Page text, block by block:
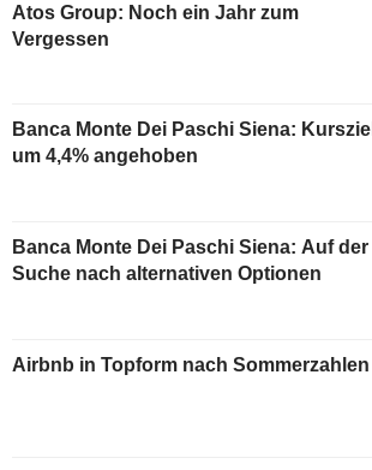
Atos Group: Noch ein Jahr zum
Vergessen
Banca Monte Dei Paschi Siena: Kursziel
um 4,4% angehoben
Banca Monte Dei Paschi Siena: Auf der
Suche nach alternativen Optionen
Airbnb in Topform nach Sommerzahlen